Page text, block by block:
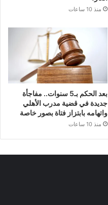
منذ 10 ساعات
بعد الحكم بـ5 سنوات.. مفاجأة
جديدة في قضية مدرب الأهلي
واتهامه بابتزاز فتاة بصور خاصة
منذ 10 ساعات